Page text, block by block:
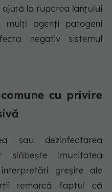
la ruperea lanțului
mulți agenți patogeni
negativ sistemul
cu privire
sau dezinfectarea
slăbește imunitatea
greșite ale
remarcă faptul că